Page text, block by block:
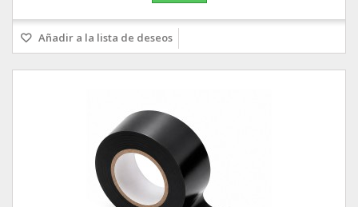
Añadir a la lista de deseos